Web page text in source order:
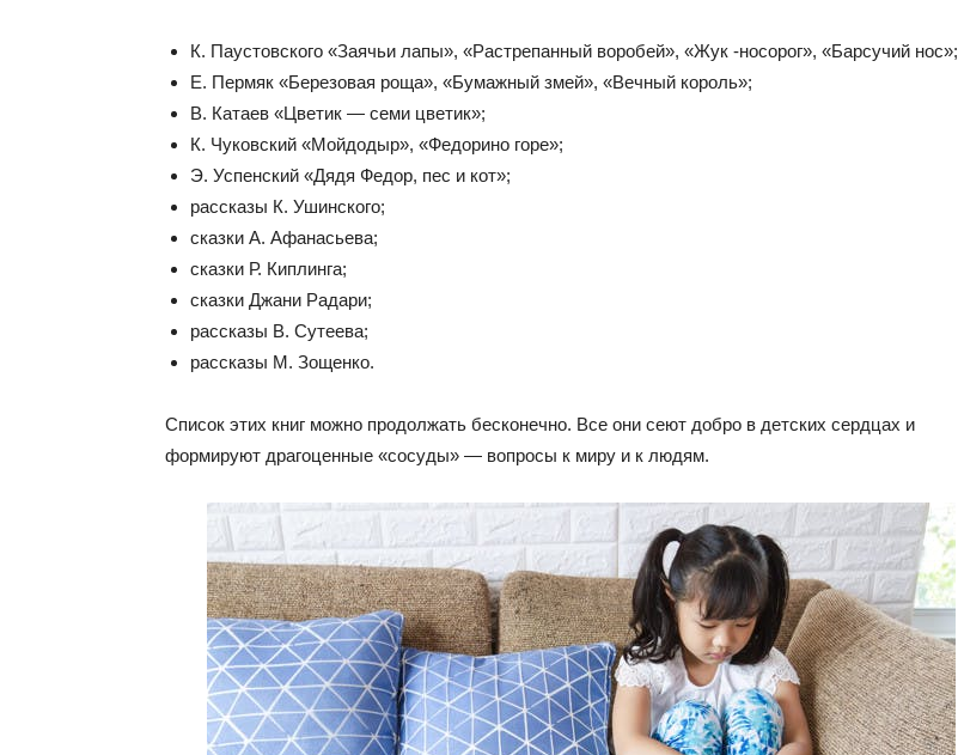
К. Паустовского «Заячьи лапы», «Растрепанный воробей», «Жук -носорог», «Барсучий нос»;
Е. Пермяк «Березовая роща», «Бумажный змей», «Вечный король»;
В. Катаев «Цветик — семи цветик»;
К. Чуковский «Мойдодыр», «Федорино горе»;
Э. Успенский «Дядя Федор, пес и кот»;
рассказы К. Ушинского;
сказки А. Афанасьева;
сказки Р. Киплинга;
сказки Джани Радари;
рассказы В. Сутеева;
рассказы М. Зощенко.
Список этих книг можно продолжать бесконечно. Все они сеют добро в детских сердцах и
формируют драгоценные «сосуды» — вопросы к миру и к людям.